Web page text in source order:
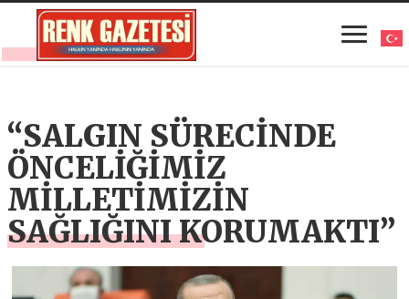
“SALGIN SÜRECİNDE
ÖNCELİĞİMİZ
MİLLETİMİZİN
SAĞLIĞINI KORUMAKTI”